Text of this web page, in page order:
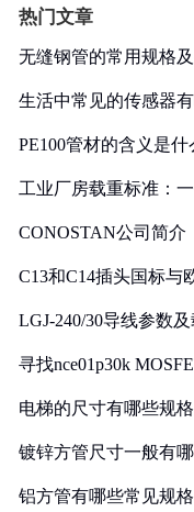
热门文章
无缝钢管的常用规格
生活中常见的传感器
PE100管材的含义是什
工业厂房载重标准：
CONOSTAN公司简介
C13和C14插头国标与
LGJ-240/30导线参数
寻找nce01p30k
电梯的尺寸有哪些规格
镀锌方管尺寸一般有
铝方管有哪些常见规格